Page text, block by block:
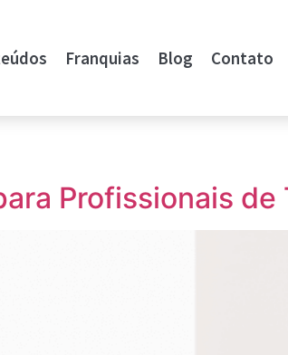
Franquias Blog Contato
Profissionais de